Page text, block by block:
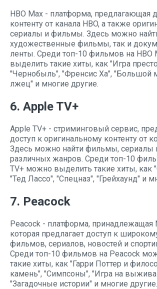
HBO Max - платформа, предлагающая
контенту от канала HBO, а также
сериалы и фильмы. Здесь можно
художественные фильмы, так и
ленты. Среди топ-10 фильмов на HBO
выделить такие хиты, как "Игра
"Чернобыль", "Френсис Ха", "Большой
лжец" и многие другие.
6. Apple TV+
Apple TV+ - стриминговый сервис,
доступ к оригинальному контенту от
Здесь можно найти фильмы, сериалы
различных жанров. Среди топ-10
TV+ можно выделить такие хиты, как
"Тед Лассо", "Спецназ", "Грейхаунд" и
7. Peacock
Peacock - платформа, принадлежащая
которая предлагает доступ к
фильмов, сериалов, новостей и
Среди топ-10 фильмов на Peacock
такие хиты, как "Гарри Поттер и
камень", "Симпсоны", "Игра на
"Загадочные истории" и многие другие.